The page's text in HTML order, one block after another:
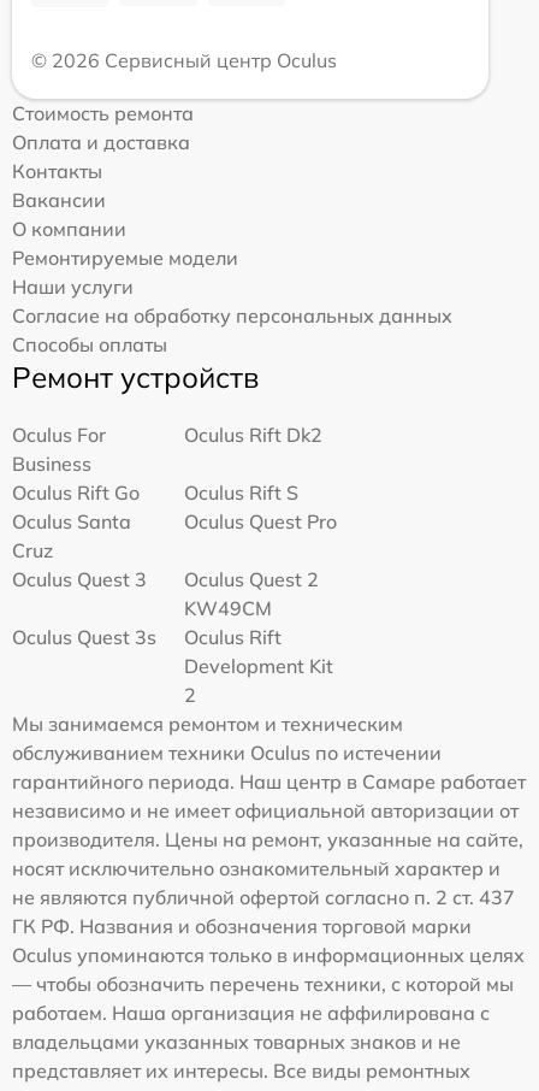
© 2026 Сервисный центр Oculus
Стоимость ремонта
Оплата и доставка
Контакты
Вакансии
О компании
Ремонтируемые модели
Наши услуги
Согласие на обработку персональных данных
Способы оплаты
Ремонт устройств
Oculus For
Business
Oculus Rift Dk2
Oculus Rift Go
Oculus Rift S
Oculus Santa
Cruz
Oculus Quest Pro
Oculus Quest 3
Oculus Quest 2
KW49CM
Oculus Quest 3s
Oculus Rift
Development Kit
2
Мы занимаемся ремонтом и техническим
обслуживанием техники Oculus по истечении
гарантийного периода. Наш центр в Самаре работает
независимо и не имеет официальной авторизации от
производителя. Цены на ремонт, указанные на сайте,
носят исключительно ознакомительный характер и
не являются публичной офертой согласно п. 2 ст. 437
ГК РФ. Названия и обозначения торговой марки
Oculus упоминаются только в информационных целях
— чтобы обозначить перечень техники, с которой мы
работаем. Наша организация не аффилирована с
владельцами указанных товарных знаков и не
представляет их интересы. Все виды ремонтных